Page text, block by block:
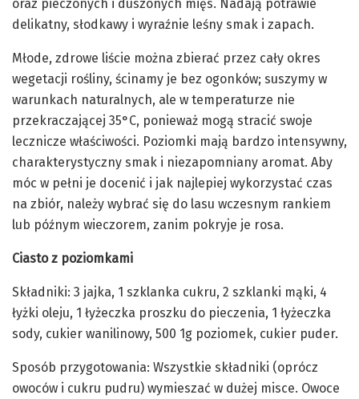
oraz pieczonych i duszonych mięs. Nadają potrawie
delikatny, słodkawy i wyraźnie leśny smak i zapach.
Młode, zdrowe liście można zbierać przez cały okres
wegetacji rośliny, ścinamy je bez ogonków; suszymy w
warunkach naturalnych, ale w temperaturze nie
przekraczającej 35°C, ponieważ mogą stracić swoje
lecznicze właściwości. Poziomki mają bardzo intensywny,
charakterystyczny smak i niezapomniany aromat. Aby
móc w pełni je docenić i jak najlepiej wykorzystać czas
na zbiór, należy wybrać się do lasu wczesnym rankiem
lub późnym wieczorem, zanim pokryje je rosa.
Ciasto z poziomkami
Składniki: 3 jajka, 1 szklanka cukru, 2 szklanki mąki, 4
łyżki oleju, 1 łyżeczka proszku do pieczenia, 1 łyżeczka
sody, cukier wanilinowy, 500 1g poziomek, cukier puder.
Sposób przygotowania: Wszystkie składniki (oprócz
owoców i cukru pudru) wymieszać w dużej misce. Owoce